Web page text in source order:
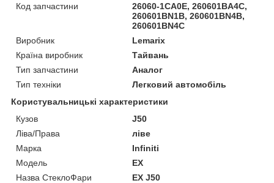
Код запчастини
26060-1CA0E, 260601BA4C,
260601BN1B, 260601BN4B,
260601BN4C
Виробник
Lemarix
Країна виробник
Тайвань
Тип запчастини
Аналог
Тип техніки
Легковий автомобіль
Користувальницькі характеристики
Кузов
J50
Ліва/Права
ліве
Марка
Infiniti
Мoдель
EX
Назва СтеклоФари
EX J50